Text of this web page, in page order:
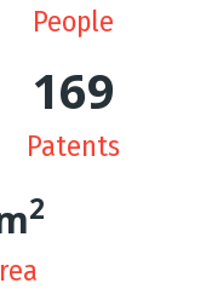
People
170
Patents
2